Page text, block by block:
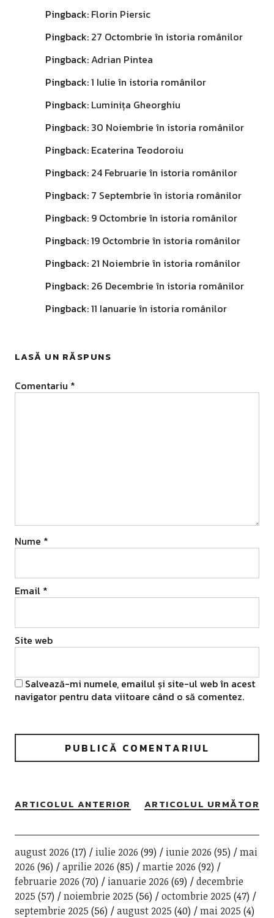
Pingback: Florin Piersic
Pingback: 27 Octombrie în istoria românilor
Pingback:Adrian Pintea
Pingback:1 Iulie în istoria românilor
Pingback: Luminița Gheorghiu
Pingback: 30 Noiembrie în istoria românilor
Pingback: Ecaterina Teodoroiu
Pingback: 24 Februarie în istoria românilor
Pingback: 7 Septembrie în istoria românilor
Pingback: 9 Octombrie în istoria românilor
Pingback:19 Octombrie în istoria românilor
Pingback: 21 Noiembrie în istoria românilor
Pingback: 26 Decembrie în istoria românilor
Pingback:11 Ianuarie în istoria românilor
LASĂ UN RĂSPUNS
Comentariu *
Nume *
Email *
Site web
Salvează-mi numele, emailul și site-ul web în acest
navigator pentru data viitoare când o să comentez.
ARTICOLUL ANTERIOR ARTICOLUL URMĂTOR
august 2026 (17) iulie 2026 (99) iunie 2026 (95)
mai
2026 (96) aprilie 2026 (85) martie 2026 (92)
februarie 2026 (70) ianuarie 2026 (69)
decembrie
2025 (57) noiembrie 2025 (56) octombrie 2025 (47)
septembrie 2025 (56) august 2025 (40) mai 2025 (4)